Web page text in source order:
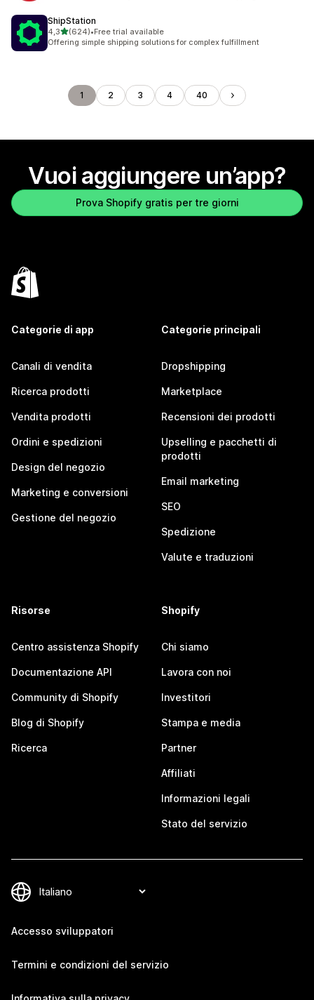
ShipStation
4,3stelle su 5
(624)
624 recensioni totali
•Free trial available
Offering simple shipping solutions for complex fulfillment
1 2 3 4 40
Vuoi aggiungere un’app?
Prova Shopify gratis per tre giorni
Categorie di app
Canali di vendita
Ricerca prodotti
Vendita prodotti
Ordini e spedizioni
Design del negozio
Marketing e conversioni
Gestione del negozio
Categorie principali
Dropshipping
Marketplace
Recensioni dei prodotti
Upselling e pacchetti di
prodotti
Email marketing
SEO
Spedizione
Valute e traduzioni
Risorse
Centro assistenza Shopify
Documentazione API
Community di Shopify
Blog di Shopify
Ricerca
Shopify
Chi siamo
Lavora con noi
Investitori
Stampa e media
Partner
Affiliati
Informazioni legali
Stato del servizio
Accesso sviluppatori
Termini e condizioni del servizio